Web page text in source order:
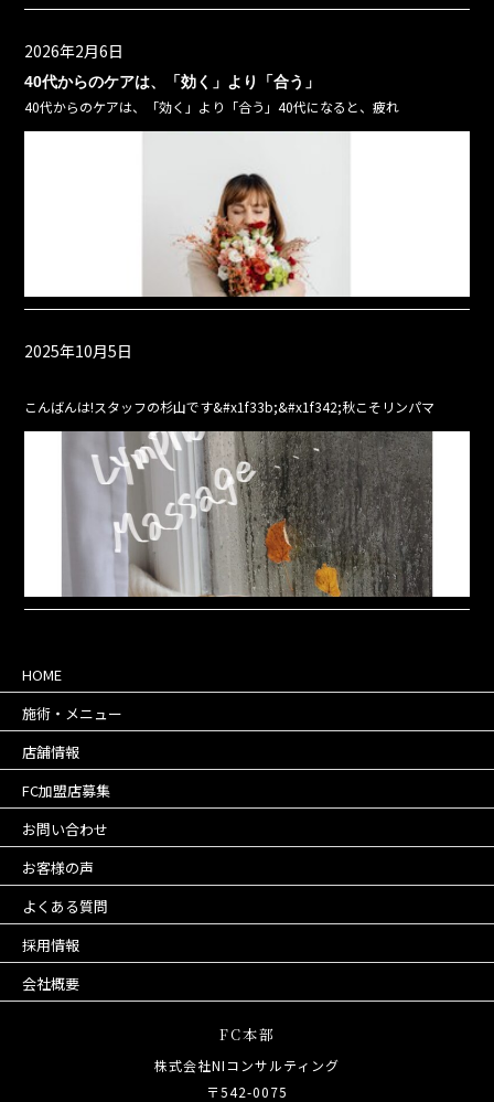
2026年2月6日
40代からのケアは、「効く」より「合う」
40代からのケアは、「効く」より「合う」40代になると、疲れ
2025年10月5日
こんばんは!スタッフの杉山です&#x1f33b;&#x1f342;秋こそリンパマ
HOME
施術・メニュー
店舗情報
FC加盟店募集
お問い合わせ
お客様の声
よくある質問
採用情報
会社概要
FC本部
株式会社NIコンサルティング
〒542-0075